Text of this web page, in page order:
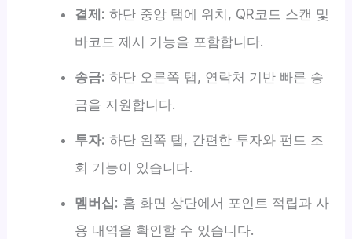
결제: 하단 중앙 탭에 위치, QR코드 스캔 및
바코드 제시 기능을 포함합니다.
송금: 하단 오른쪽 탭, 연락처 기반 빠른 송
금을 지원합니다.
투자: 하단 왼쪽 탭, 간편한 투자와 펀드 조
회 기능이 있습니다.
멤버십: 홈 화면 상단에서 포인트 적립과 사
용 내역을 확인할 수 있습니다.